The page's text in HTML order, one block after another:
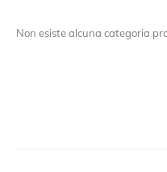
Non esiste alcuna categoria